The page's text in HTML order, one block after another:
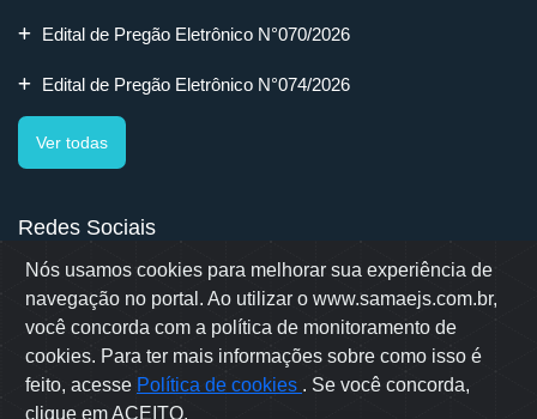
Nós usamos cookies para melhorar sua experiência de
navegação no portal. Ao utilizar o www.samaejs.com.br,
você concorda com a política de monitoramento de
cookies. Para ter mais informações sobre como isso é
feito, acesse Política de cookies . Se você concorda,
clique em ACEITO.
Edital de Pregão Eletrônico N°070/2026
Edital de Pregão Eletrônico N°074/2026
Ver todas
Redes Sociais
Rua Erwino Menegotti, 478 - Bairro Água Verde - Jaraguá do Sul
- SC
Samae © 2022 - Todos os direitos reservados